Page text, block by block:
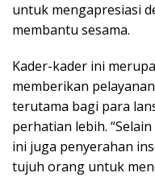
untuk mengapresiasi
membantu sesama.
Kader-kader ini
memberikan
terutama bagi para
perhatian lebih.
ini juga penyerahan
tujuh orang untuk